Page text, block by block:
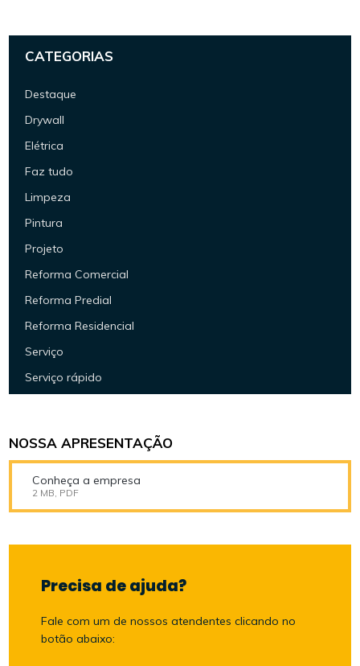
CATEGORIAS
Destaque
Drywall
Elétrica
Faz tudo
Limpeza
Pintura
Projeto
Reforma Comercial
Reforma Predial
Reforma Residencial
Serviço
Serviço rápido
NOSSA APRESENTAÇÃO
Conheça a empresa
2 MB, PDF
Precisa de ajuda?
Fale com um de nossos atendentes clicando no
botão abaixo: